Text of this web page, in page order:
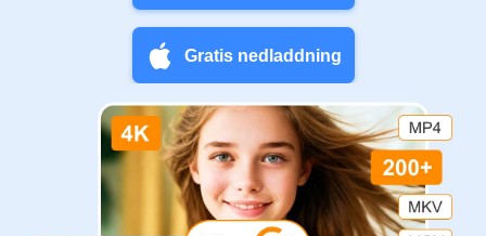
Gratis nedladdning